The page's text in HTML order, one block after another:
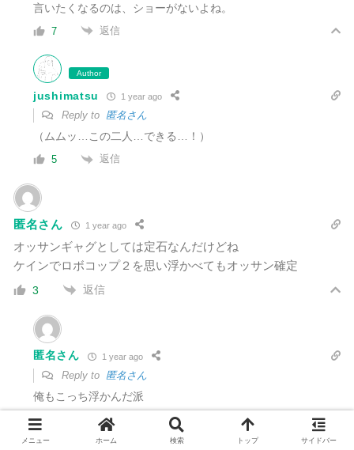
言いたくなるのは、ショーがないよね。
7 返信
Author
jushimatsu 1 year ago
Reply to 匿名さん
（ムムッ…この二人…できる…！）
5 返信
匿名さん 1 year ago
オッサンギャグとしては定石なんだけどね
ケインでロボコップ２を思い浮かべてもオッサン確定
3 返信
匿名さん 1 year ago
Reply to 匿名さん
俺もこっち浮かんだ派
返信
メニュー ホーム 検索 トップ サイドバー